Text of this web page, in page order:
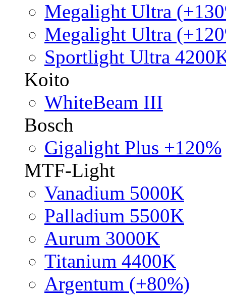
Megalight Ultra
Megalight Ultra
Sportlight Ultra
Koito
WhiteBeam III
Bosch
Gigalight Plus +120%
MTF-Light
Vanadium 5000K
Palladium 5500K
Aurum 3000K
Titanium 4400K
Argentum (+80%)